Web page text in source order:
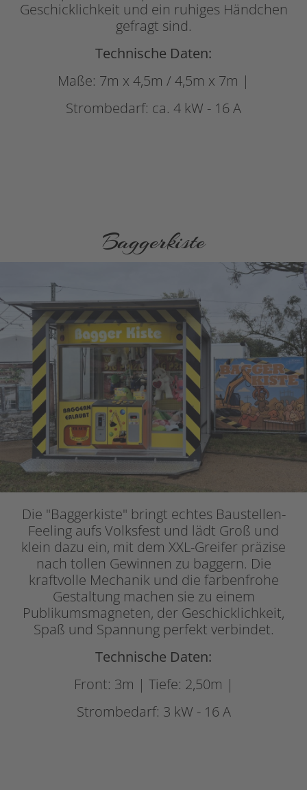
Geschicklichkeit und ein ruhiges Händchen
gefragt sind.
Technische Daten:
Maße: 7m x 4,5m / 4,5m x 7m |
Strombedarf: ca. 4 kW - 16 A
Baggerkiste
Die "Baggerkiste" bringt echtes Baustellen-
Feeling aufs Volksfest und lädt Groß und
klein dazu ein, mit dem XXL-Greifer präzise
nach tollen Gewinnen zu baggern. Die
kraftvolle Mechanik und die farbenfrohe
Gestaltung machen sie zu einem
Publikumsmagneten, der Geschicklichkeit,
Spaß und Spannung perfekt verbindet.
Technische Daten:
Front: 3m | Tiefe: 2,50m |
Strombedarf: 3 kW - 16 A